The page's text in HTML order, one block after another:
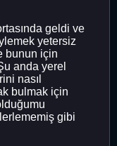
geldi ve
yetersiz
bunun için
anda yerel
nasıl
bulmak için
gibi